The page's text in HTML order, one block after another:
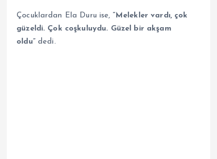
Çocuklardan Ela Duru ise, “Melekler vardı, çok
güzeldi. Çok coşkuluydu. Güzel bir akşam
oldu”dedi.